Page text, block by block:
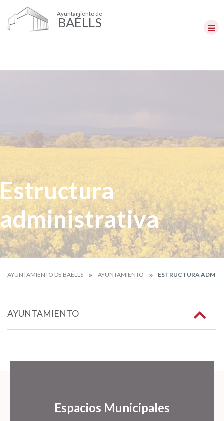
Ayuntamiento de
BAÉLLS
Estructura
administrativa
AYUNTAMIENTO DE BAÉLLS AYUNTAMIENTO ESTRUCTURA
AYUNTAMIENTO
Espacios Municipales